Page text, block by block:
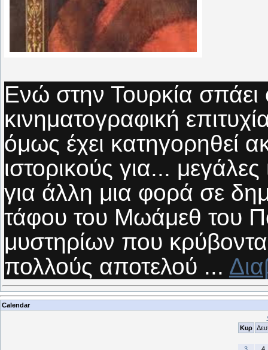
Ενώ στην Τουρκία σπάει
κινηματογραφική
όμως έχει κατηγορηθεί
ιστορικούς για... μεγάλες
για άλλη μια φορά σε
τάφου του Μωάμεθ του
μυστηρίων που
πολλούς αποτελού ...
Calendar
Κυρ